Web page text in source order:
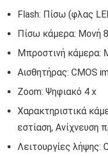
Flash: Πίσω (φλας
Πίσω κάμερα: Μονή
Μπροστινή κάμερα:
Αισθητήρας: CMOS
Zoom: Ψηφιακό 4 x
Χαρακτηριστικά
εστίαση,
Λειτουργίες λήψης: